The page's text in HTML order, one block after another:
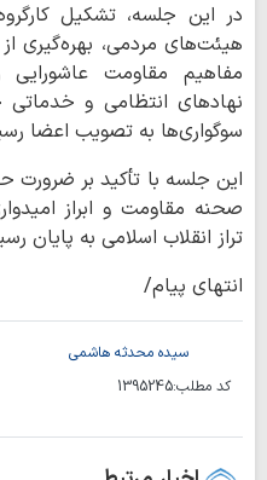
در این جلسه، تشکیل
هیئت‌های مردمی، بهره‌گیری
مفاهیم مقاومت
نهادهای انتظامی و
سوگواری‌ها به تصویب اعضا
این جلسه با تأکید بر ضرورت
صحنه مقاومت و ابراز
تراز انقلاب اسلامی به پایان
انتهای پیام/
سیده محدثه هاشمی
کد مطلب:1395245